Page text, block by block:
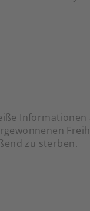
Informationen
zu sterben.